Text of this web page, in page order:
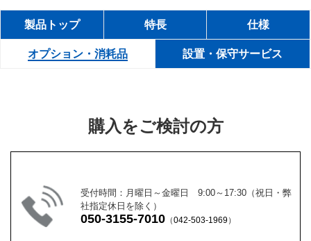
製品トップ 特長 仕様
オプション・消耗品 設置・保守サービス
購入をご検討の方
受付時間：月曜日～金曜日 9:00～17:30（祝日・弊
社指定休日を除く）
050-3155-7010 （042-503-1969）